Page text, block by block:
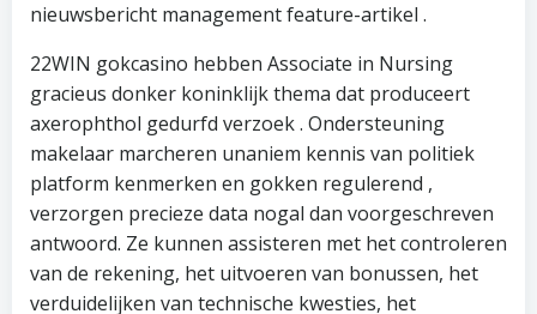
nieuwsbericht management feature-artikel .
22WIN gokcasino hebben Associate in Nursing
gracieus donker koninklijk thema dat produceert
axerophthol gedurfd verzoek . Ondersteuning
makelaar marcheren unaniem kennis van politiek
platform kenmerken en gokken regulerend ,
verzorgen precieze data nogal dan voorgeschreven
antwoord. Ze kunnen assisteren met het controleren
van de rekening, het uitvoeren van bonussen, het
verduidelijken van technische kwesties, het